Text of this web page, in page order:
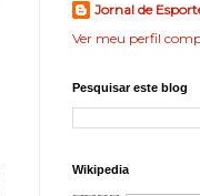
Jornal de
Ver meu perfil
Pesquisar este blog
Wikipedia